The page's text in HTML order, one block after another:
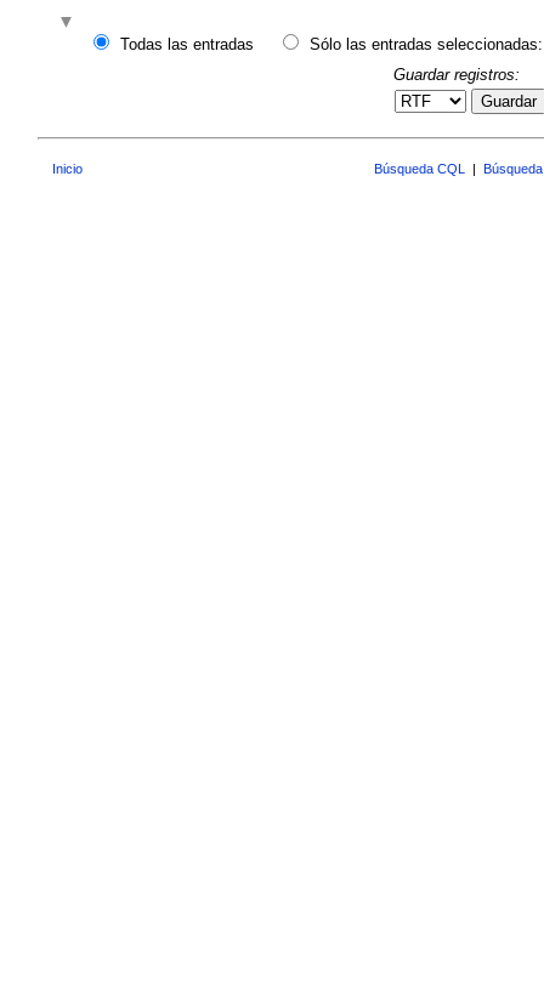
Todas las entradas
Sólo las entradas seleccionadas:
Guardar registros:
Guardar
Inicio Búsqueda CQL